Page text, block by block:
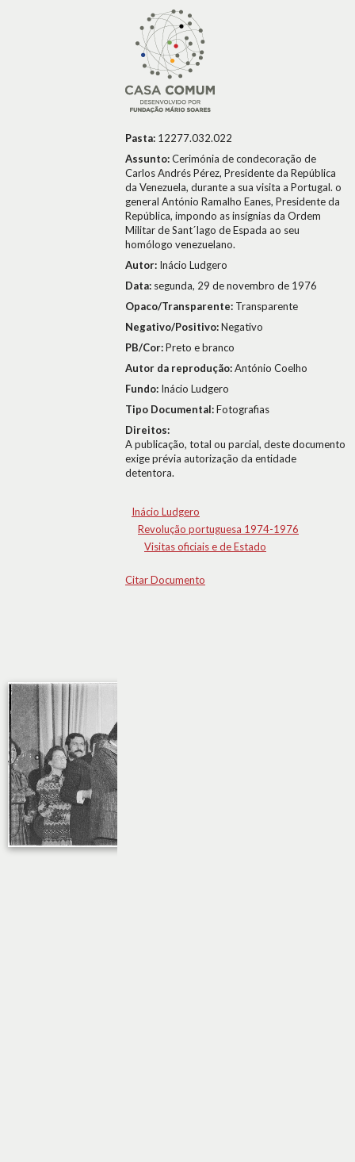
Pasta: 12277.032.022
Assunto:Cerimónia de condecoração de
Carlos Andrés Pérez, Presidente da República
da Venezuela, durante a sua visita a Portugal. o
general António Ramalho Eanes, Presidente da
República, impondo as insígnias da Ordem
Militar de Sant´Iago de Espada ao seu
homólogo venezuelano.
Autor: Inácio Ludgero
Data: segunda, 29 de novembro de 1976
Opaco/Transparente: Transparente
Negativo/Positivo:Negativo
PB/Cor:Preto e branco
Autor da reprodução:António Coelho
Fundo: Inácio Ludgero
Tipo Documental:Fotografias
Direitos:
A publicação, total ou parcial, deste documento
exige prévia autorização da entidade
detentora.
Inácio Ludgero
Revolução portuguesa 1974-1976
Visitas oficiais e de Estado
Citar Documento